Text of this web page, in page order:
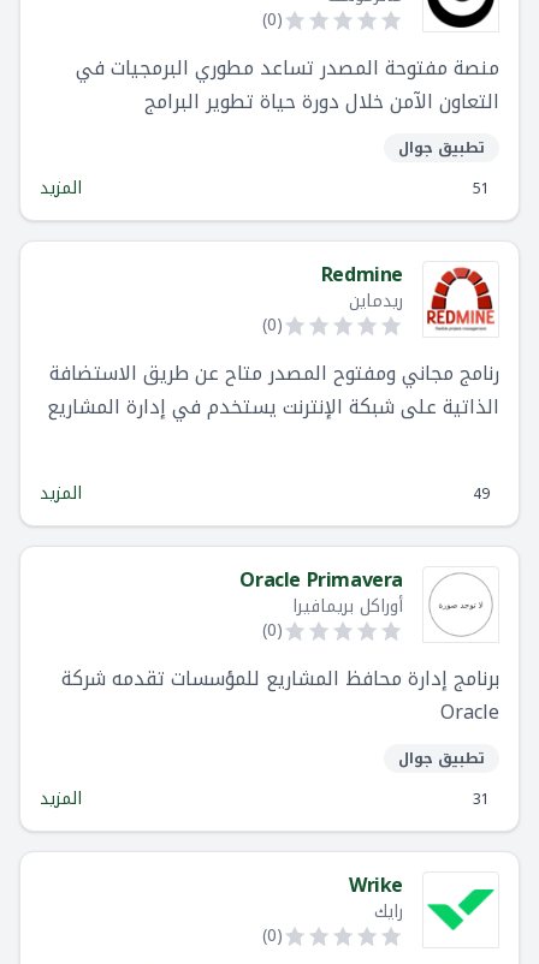
(
0
)
منصة مفتوحة المصدر تساعد مطوري البرمجيات في
التعاون الآمن خلال دورة حياة تطوير البرامج
تطبيق جوال
51
المزيد
Redmine
ريدماين
(
0
)
رنامج مجاني ومفتوح المصدر متاح عن طريق الاستضافة
الذاتية على شبكة الإنترنت يستخدم في إدارة المشاريع
49 المزيد
Oracle Primavera
أوراكل بريمافيرا
(
0
)
برنامج إدارة محافظ المشاريع للمؤسسات تقدمه شركة
Oracle
تطبيق جوال
31
المزيد
Wrike
رايك
(
0
)